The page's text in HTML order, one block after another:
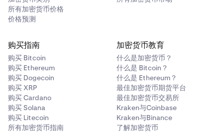
所有加密货币价格
价格预测
购买指南
购买 Bitcoin
购买 Ethereum
购买 Dogecoin
购买 XRP
购买 Cardano
购买 Solana
购买 Litecoin
所有加密货币指南
加密货币教育
什么是加密货币？
什么是 Bitcoin？
什么是 Ethereum？
最佳加密货币期货平台
最佳加密货币交易所
Kraken与Coinbase
Kraken与Binance
了解加密货币